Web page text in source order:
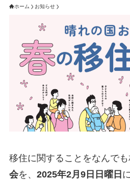
ホーム お知らせ
移住に関することをなんで
会を、 2025年2月9日日曜日 に